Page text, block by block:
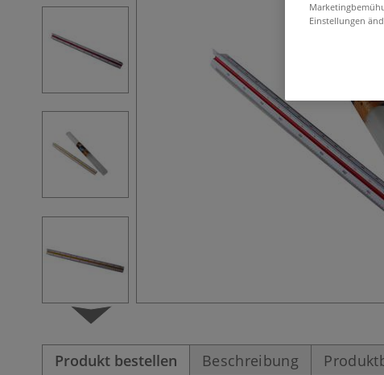
Produkt bestellen Beschreibung
Einstellungen